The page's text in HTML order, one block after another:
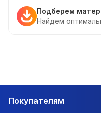
Подберем
Найдем
Покупателям